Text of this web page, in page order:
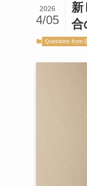
新
合
2026
4/05
Questions from